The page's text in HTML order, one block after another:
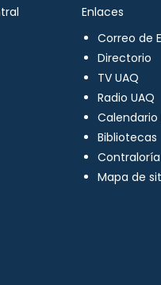
Enlaces
Correo de
Directorio
TV UAQ
Radio UAQ
Calendario
Bibliotecas
Mapa de